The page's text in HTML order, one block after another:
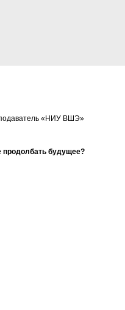
«НИУ ВШЭ»
продолбать будущее?